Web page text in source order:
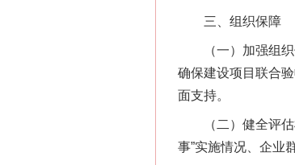
三、组织保障
（一）加强组织领
确保建设项目联合
面支持。
（二）健全评估
事”实施情况、企业